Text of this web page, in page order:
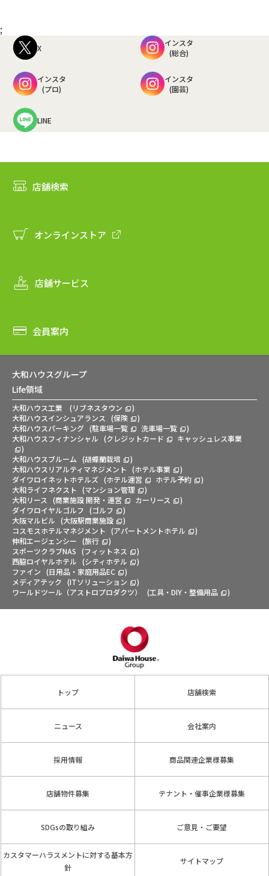
;
X
インスタ
(総合)
インスタ
(プロ)
インスタ
(園芸)
LINE
店舗検索
オンラインストア
店舗サービス
会員案内
大和ハウスグループ
Life領域
大和ハウス工業 (リブネスタウン
)
大和ハウスインシュアランス
(保険
)
大和ハウスパーキング (駐車場一覧 洗車場一覧
)
大和ハウスフィナンシャル (クレジットカード
キャッシュレス事業
)
大和ハウスブルーム (胡蝶蘭栽培
)
大和ハウスリアルティマネジメント (ホテル事業
)
ダイワロイネットホテルズ (ホテル運営 ホテル予約
)
大和ライフネクスト (マンション管理
)
大和リース
(商業施設 開発・運営 カーリース
)
ダイワロイヤルゴルフ (ゴルフ
)
大阪マルビル (大阪駅商業施設
)
コスモスホテルマネジメント (アパートメントホテル
)
伸和エージェンシー (旅行
)
スポーツクラブNAS (フィットネス
)
西脇ロイヤルホテル (シティホテル
)
ファイン (日用品・家庭用品EC
)
メディアテック (ITソリューション
)
ワールドツール（アストロプロダクツ）
(工具・DIY・整備用品 )
トップ 店舗検索
ニュース 会社案内
採用情報 商品関連企業様募集
店舗物件募集 テナント・催事企業様募集
SDGsの取り組み ご意見・ご要望
カスタマーハラスメントに対する基本方
針
サイトマップ